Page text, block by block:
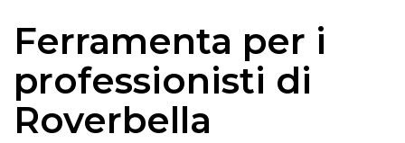
Ferramenta per i
professionisti di
Roverbella